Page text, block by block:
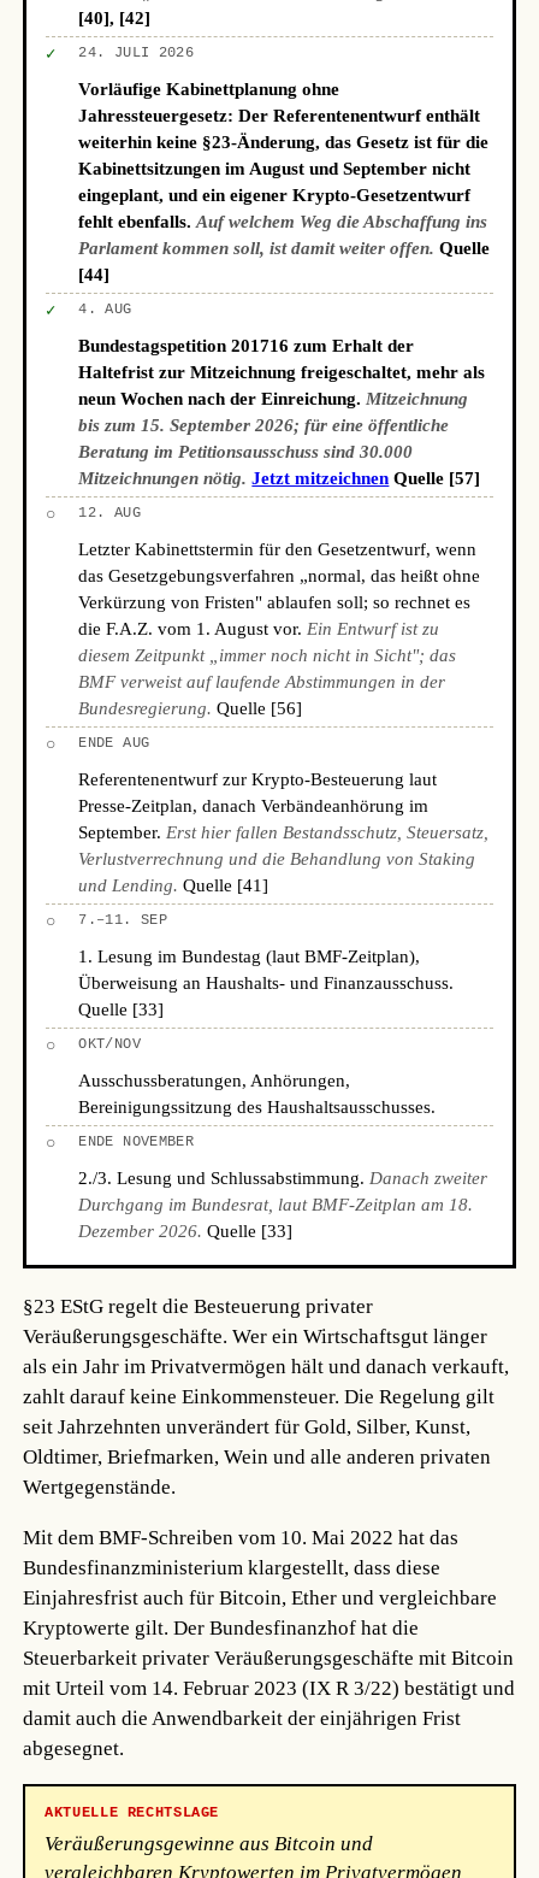
[40], [42]
✓ 24. JULI 2026
Vorläufige Kabinettplanung ohne
Jahressteuergesetz: Der Referentenentwurf enthält
weiterhin keine §23-Änderung, das Gesetz ist für die
Kabinettsitzungen im August und September nicht
eingeplant, und ein eigener Krypto-Gesetzentwurf
fehlt ebenfalls.Auf welchem Weg die Abschaffung ins
Parlament kommen soll, ist damit weiter offen. Quelle
[44]
✓ 4. AUG
Bundestagspetition 201716 zum Erhalt der
Haltefrist zur Mitzeichnung freigeschaltet, mehr als
neun Wochen nach der Einreichung. Mitzeichnung
bis zum 15. September 2026; für eine öffentliche
Beratung im Petitionsausschuss sind 30.000
Mitzeichnungen nötig. Jetzt mitzeichnen Quelle [57]
○ 12. AUG
Letzter Kabinettstermin für den Gesetzentwurf, wenn
das Gesetzgebungsverfahren „normal, das heißt ohne
Verkürzung von Fristen" ablaufen soll; so rechnet es
die F.A.Z. vom 1. August vor. Ein Entwurf ist zu
diesem Zeitpunkt „immer noch nicht in Sicht"; das
BMF verweist auf laufende Abstimmungen in der
Bundesregierung. Quelle [56]
○ ENDE AUG
Referentenentwurf zur Krypto-Besteuerung laut
Presse-Zeitplan, danach Verbändeanhörung im
September. Erst hier fallen Bestandsschutz, Steuersatz,
Verlustverrechnung und die Behandlung von Staking
und Lending. Quelle [41]
○ 7.–11. SEP
1. Lesung im Bundestag (laut BMF-Zeitplan),
Überweisung an Haushalts- und Finanzausschuss.
Quelle [33]
○ OKT/NOV
Ausschussberatungen, Anhörungen,
Bereinigungssitzung des Haushaltsausschusses.
○ ENDE NOVEMBER
2./3. Lesung und Schlussabstimmung. Danach zweiter
Durchgang im Bundesrat, laut BMF-Zeitplan am 18.
Dezember 2026. Quelle [33]
§23 EStG regelt die Besteuerung privater
Veräußerungsgeschäfte. Wer ein Wirtschaftsgut länger
als ein Jahr im Privatvermögen hält und danach verkauft,
zahlt darauf keine Einkommensteuer. Die Regelung gilt
seit Jahrzehnten unverändert für Gold, Silber, Kunst,
Oldtimer, Briefmarken, Wein und alle anderen privaten
Wertgegenstände.
Mit dem BMF-Schreiben vom 10. Mai 2022 hat das
Bundesfinanzministerium klargestellt, dass diese
Einjahresfrist auch für Bitcoin, Ether und vergleichbare
Kryptowerte gilt. Der Bundesfinanzhof hat die
Steuerbarkeit privater Veräußerungsgeschäfte mit Bitcoin
mit Urteil vom 14. Februar 2023 (IX R 3/22) bestätigt und
damit auch die Anwendbarkeit der einjährigen Frist
abgesegnet.
AKTUELLE RECHTSLAGE
Veräußerungsgewinne aus Bitcoin und
vergleichbaren Kryptowerten im Privatvermögen